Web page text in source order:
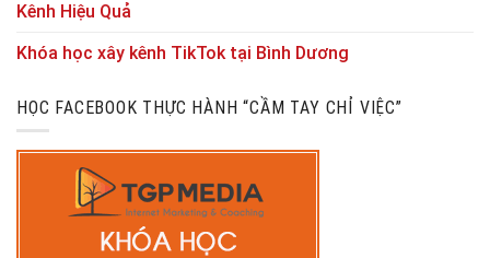
Kênh Hiệu Quả
Khóa học xây kênh TikTok tại Bình Dương
HỌC FACEBOOK THỰC HÀNH “CẦM TAY CHỈ VIỆC”